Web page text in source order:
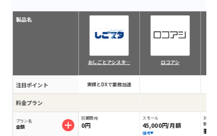
製品名
注目ポイント
料金プラン
プラン名
金額
おしごとアシスタ…
実績とDXで業務加速
初期費用
0円
ロコアシ
スモール
45,000円/月額
備考
対応業
動しま
要問